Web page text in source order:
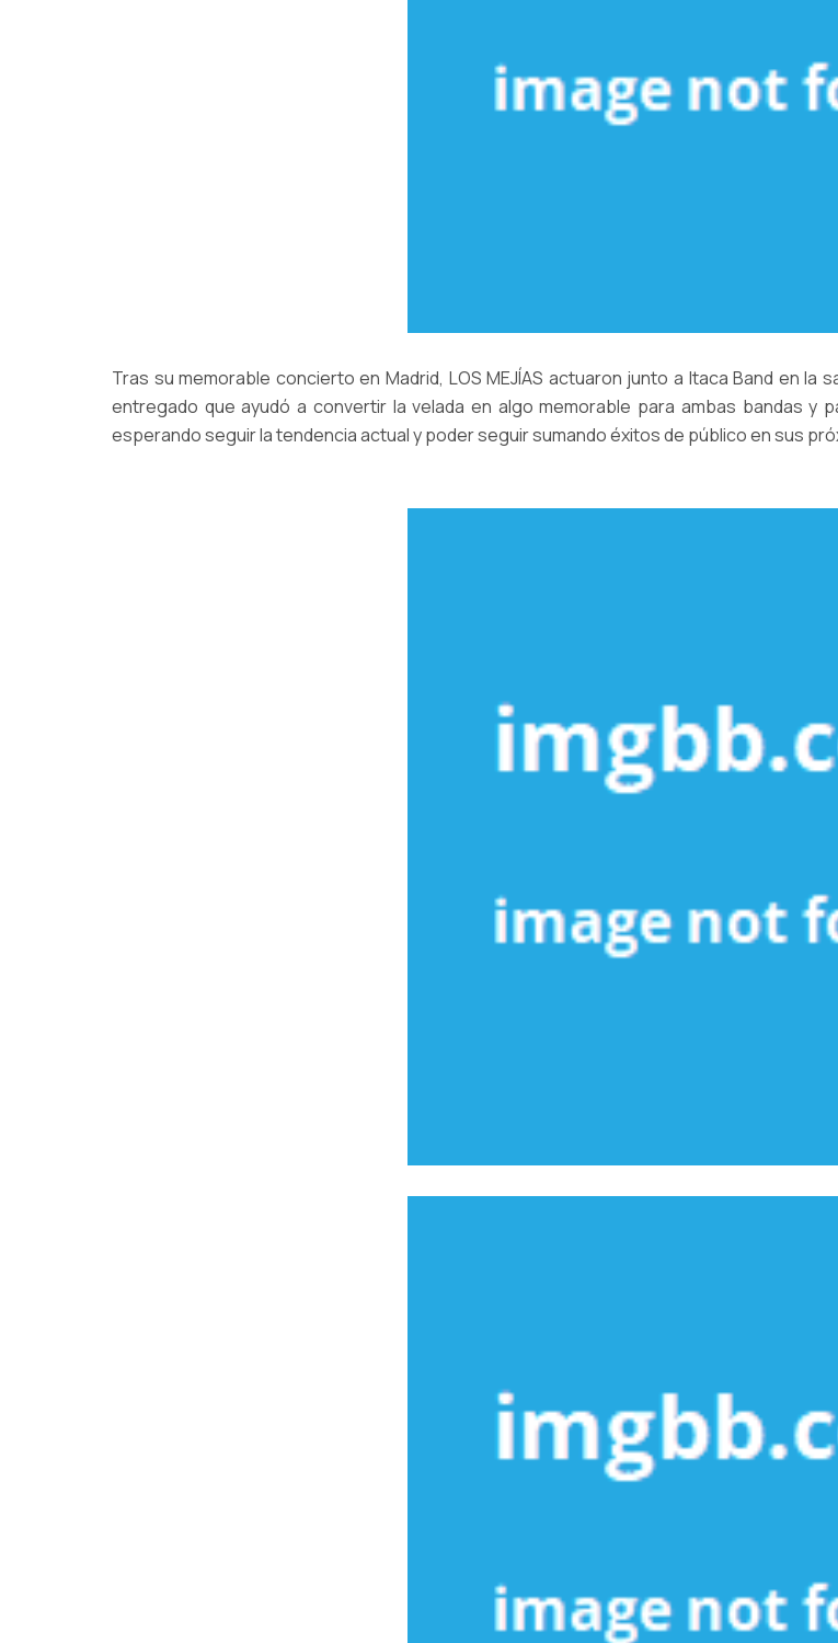
Tras su memorable concierto en Madrid, LOS MEJÍAS actuaron junto a Itaca Band en
entregado que ayudó a convertir la velada en algo memorable para ambas bandas y
esperando seguir la tendencia actual y poder seguir sumando éxitos de público en sus